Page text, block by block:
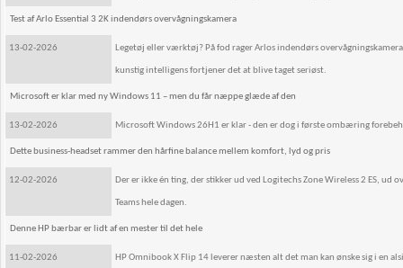
Test af Arlo Essential 3 2K indendørs overvågningskamera
13-02-2026 Legetøj eller værktøj? På fod rager Arlos indendørs
kunstig intelligens fortjener det at blive taget seriøst.
Microsoft er klar med ny Windows 11 – men du får næppe glæde af den
13-02-2026 Microsoft Windows 26H1 er klar - den er dog i første ombæring
Dette business-headset rammer den hårfine balance mellem komfort, lyd og pris
12-02-2026 Der er ikke én ting, der stikker ud ved Logitechs Zone Wireless 2 ES,
Teams hele dagen.
Denne HP bærbar er lidt af en mester til det hele
11-02-2026 HP Omnibook X Flip 14 leverer næsten alt det man kan ønske sig i en